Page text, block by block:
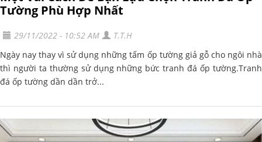
Tường Phù Hợp Nhất
29/11/2022 - 10:52 AM
T.T.H
Ngày nay thay vì sử dụng những tấm ốp tường giả gỗ cho ngôi nhà
thì người ta thường sử dụng những bức tranh đá ốp tường.Tranh
đá ốp tường dần dần trở...